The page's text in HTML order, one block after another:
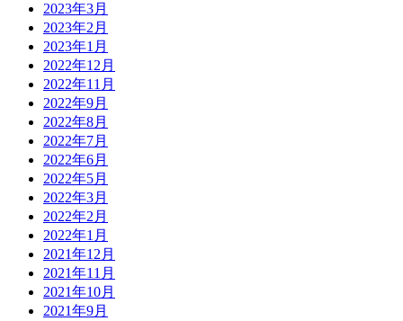
2023年3月
2023年2月
2023年1月
2022年12月
2022年11月
2022年9月
2022年8月
2022年7月
2022年6月
2022年5月
2022年3月
2022年2月
2022年1月
2021年12月
2021年11月
2021年10月
2021年9月